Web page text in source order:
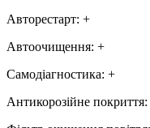
Авторестарт: +
Автоочищення: +
Самодіагностика: +
Антикорозійне покриття: